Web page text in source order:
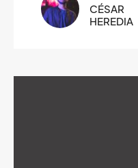
CÉSAR
HEREDIA